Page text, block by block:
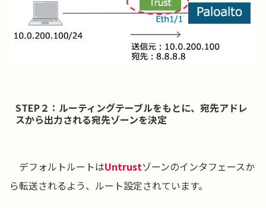
STEP２：ルーティングテーブルをもとに、宛先アドレ
スから出力される宛先ゾーンを決定
デフォルトルートはUntrustゾーンのインタフェースか
ら転送されるよう、ルート設定されています。